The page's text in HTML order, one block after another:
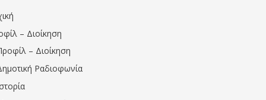
– Διοίκηση
– Διοίκηση
Ραδιοφωνία